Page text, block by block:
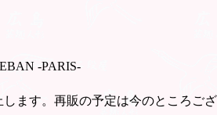
-PARIS-
ます。再販の予定は今のところござ